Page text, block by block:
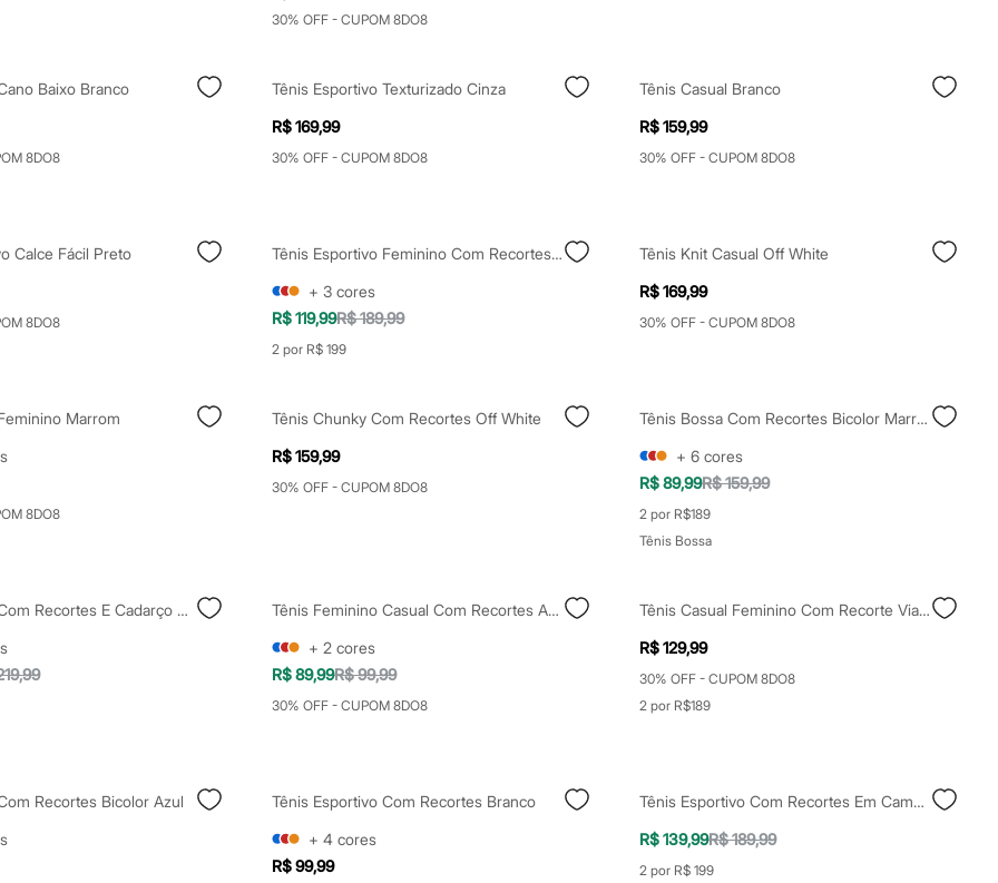
30% OFF - CUPOM 8DO8
Baixo Branco
8DO8
Tênis Esportivo Texturizado Cinza
R$ 169,99
30% OFF - CUPOM 8DO8
Tênis Casual Branco
R$ 159,99
30% OFF - CUPOM 8DO8
Calce Fácil Preto
8DO8
Tênis Esportivo Feminino Com Recortes Prateado
+ 3 cores
R$ 119,99R$ 189,99
2 por R$ 199
Tênis Knit Casual Off White
R$ 169,99
30% OFF - CUPOM 8DO8
Marrom
8DO8
Tênis Chunky Com Recortes Off White
R$ 159,99
30% OFF - CUPOM 8DO8
Tênis Bossa Com Recortes Bicolor Marrom
+ 6 cores
R$ 89,99R$ 159,99
2 por R$189
Tênis Bossa
Tênis Casual Com Recortes E Cadarço Duplo Preto
Tênis Feminino Casual Com Recortes Azul
+ 2 cores
R$ 89,99R$ 99,99
30% OFF - CUPOM 8DO8
Tênis Casual Feminino Com Recorte Via Uno Marrom
R$ 129,99
30% OFF - CUPOM 8DO8
2 por R$189
Recortes Bicolor Azul
Tênis Esportivo Com Recortes Branco
+ 4 cores
R$ 99,99
Tênis Esportivo Com Recortes Em Camurça Off White
R$ 139,99R$ 189,99
2 por R$ 199